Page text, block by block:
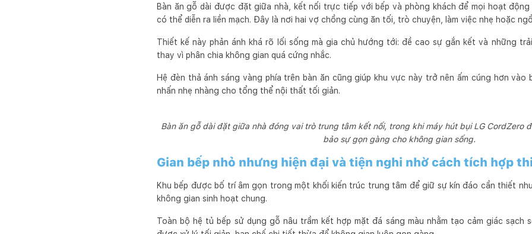
Bàn ăn gỗ dài được đặt giữa nhà, kết nối trực tiếp với bếp và phòng khách để mọi hoạt
có thể diễn ra liền mạch. Đây là nơi hai vợ chồng cùng ăn tối, trò chuyện, làm việc nhẹ hoặc
Thiết kế này phản ánh khá rõ lối sống mà gia chủ hướng tới: đề cao sự gắn kết và những
thay vì phân chia không gian quá cứng nhắc.
Hệ đèn thả ánh sáng vàng phía trên bàn ăn cũng giúp khu vực này trở nên ấm cúng hơn
nhấn nhẹ nhàng cho tổng thể nội thất tối giản.
Bàn ăn gỗ dài đặt giữa nhà đóng vai trò trung tâm kết nối, trong khi máy hút bụi LG CordZero
bảo sự gọn gàng cho không gian sống.
Gian bếp nhỏ nhưng hiện đại và tiện nghi nhờ cách tích hợp
Khu bếp được bố trí âm gọn trong một khối kiến trúc trung tâm để giữ sự kín đáo cần thiết
không gian sinh hoạt chung.
Toàn bộ hệ tủ bếp sử dụng gỗ nâu trầm kết hợp mặt đá sáng màu nhằm tạo cảm giác sạch